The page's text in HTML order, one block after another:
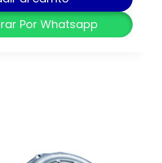
Por Whatsapp